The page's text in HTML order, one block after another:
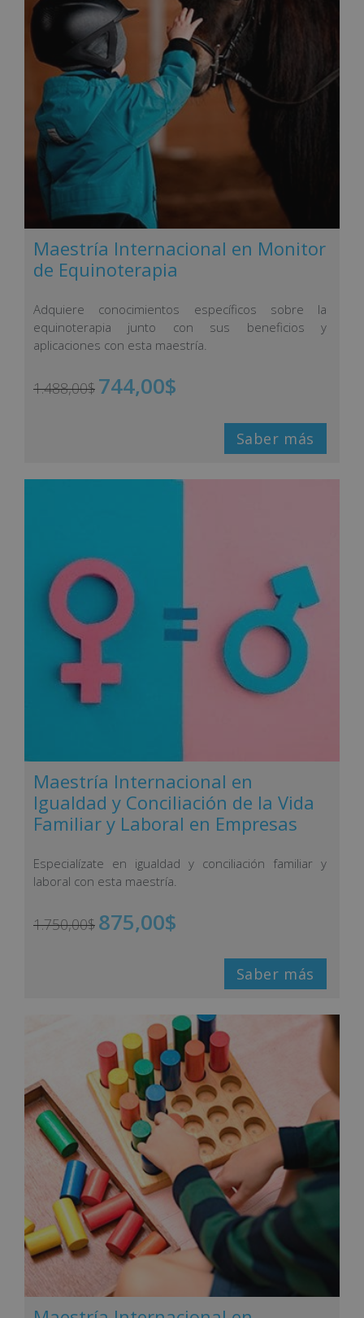
Maestría Internacional en Monitor
de Equinoterapia
Adquiere conocimientos específicos sobre la
equinoterapia junto con sus beneficios y
aplicaciones con esta maestría.
1.488,00$ 744,00$
Saber más
Maestría Internacional en
Igualdad y Conciliación de la Vida
Familiar y Laboral en Empresas
Especialízate en igualdad y conciliación familiar y
laboral con esta maestría.
1.750,00$ 875,00$
Saber más